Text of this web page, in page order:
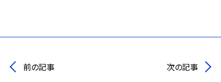
前の記事 次の記事